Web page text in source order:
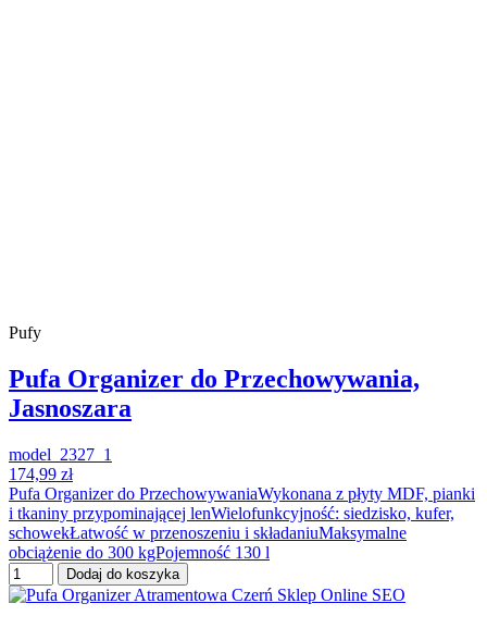
Pufy
Pufa Organizer do Przechowywania,
Jasnoszara
model_2327_1
174,99 zł
Pufa Organizer do PrzechowywaniaWykonana z płyty MDF, pianki
i tkaniny przypominającej lenWielofunkcyjność: siedzisko, kufer,
schowekŁatwość w przenoszeniu i składaniuMaksymalne
obciążenie do 300 kgPojemność 130 l
Dodaj do koszyka